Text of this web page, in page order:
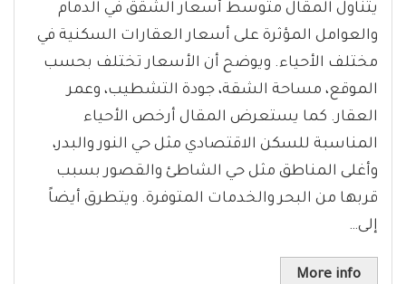
يتناول المقال متوسط أسعار الشقق في الدمام
والعوامل المؤثرة على أسعار العقارات السكنية في
مختلف الأحياء. ويوضح أن الأسعار تختلف بحسب
الموقع، مساحة الشقة، جودة التشطيب، وعمر
العقار. كما يستعرض المقال أرخص الأحياء
المناسبة للسكن الاقتصادي مثل حي النور والبدر،
وأغلى المناطق مثل حي الشاطئ والقصور بسبب
قربها من البحر والخدمات المتوفرة. ويتطرق أيضاً
إلى…
More info